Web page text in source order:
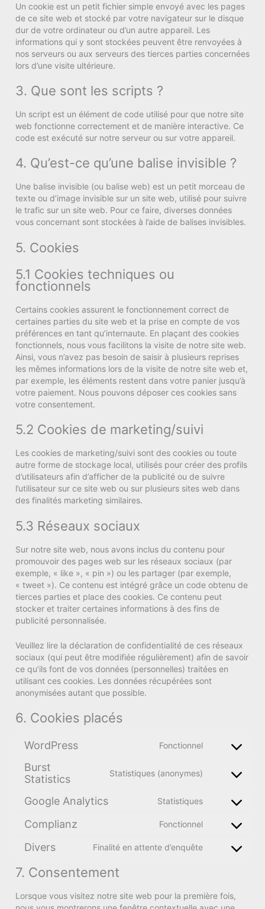
Un cookie est un petit fichier simple envoyé avec les pages
de ce site web et stocké par votre navigateur sur le disque
dur de votre ordinateur ou d’un autre appareil. Les
informations qui y sont stockées peuvent être renvoyées à
nos serveurs ou aux serveurs des tierces parties concernées
lors d’une visite ultérieure.
3. Que sont les scripts ?
Un script est un élément de code utilisé pour que notre site
web fonctionne correctement et de manière interactive. Ce
code est exécuté sur notre serveur ou sur votre appareil.
4. Qu’est-ce qu’une balise invisible ?
Une balise invisible (ou balise web) est un petit morceau de
texte ou d’image invisible sur un site web, utilisé pour suivre
le trafic sur un site web. Pour ce faire, diverses données
vous concernant sont stockées à l’aide de balises invisibles.
5. Cookies
5.1 Cookies techniques ou
fonctionnels
Certains cookies assurent le fonctionnement correct de
certaines parties du site web et la prise en compte de vos
préférences en tant qu’internaute. En plaçant des cookies
fonctionnels, nous vous facilitons la visite de notre site web.
Ainsi, vous n’avez pas besoin de saisir à plusieurs reprises
les mêmes informations lors de la visite de notre site web et,
par exemple, les éléments restent dans votre panier jusqu’à
votre paiement. Nous pouvons déposer ces cookies sans
votre consentement.
5.2 Cookies de marketing/suivi
Les cookies de marketing/suivi sont des cookies ou toute
autre forme de stockage local, utilisés pour créer des profils
d’utilisateurs afin d’afficher de la publicité ou de suivre
l’utilisateur sur ce site web ou sur plusieurs sites web dans
des finalités marketing similaires.
5.3 Réseaux sociaux
Sur notre site web, nous avons inclus du contenu pour
promouvoir des pages web sur les réseaux sociaux (par
exemple, « like », « pin ») ou les partager (par exemple,
« tweet »). Ce contenu est intégré grâce un code obtenu de
tierces parties et place des cookies. Ce contenu peut
stocker et traiter certaines informations à des fins de
publicité personnalisée.
Veuillez lire la déclaration de confidentialité de ces réseaux
sociaux (qui peut être modifiée régulièrement) afin de savoir
ce qu’ils font de vos données (personnelles) traitées en
utilisant ces cookies. Les données récupérées sont
anonymisées autant que possible.
6. Cookies placés
WordPress Fonctionnel
Consent
service
Burst
Statistics
Statistiques (anonymes)
Consent
service
statistics
Google Analytics Statistiques
Consent
service
analytics
Complianz Fonctionnel
Consent
service
Divers Finalité en attente d’enquête
Consent
7. Consentement
Lorsque vous visitez notre site web pour la première fois,